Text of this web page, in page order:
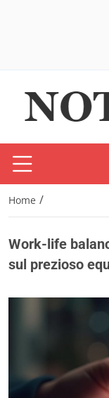
Home /
Work-life
sul prezioso